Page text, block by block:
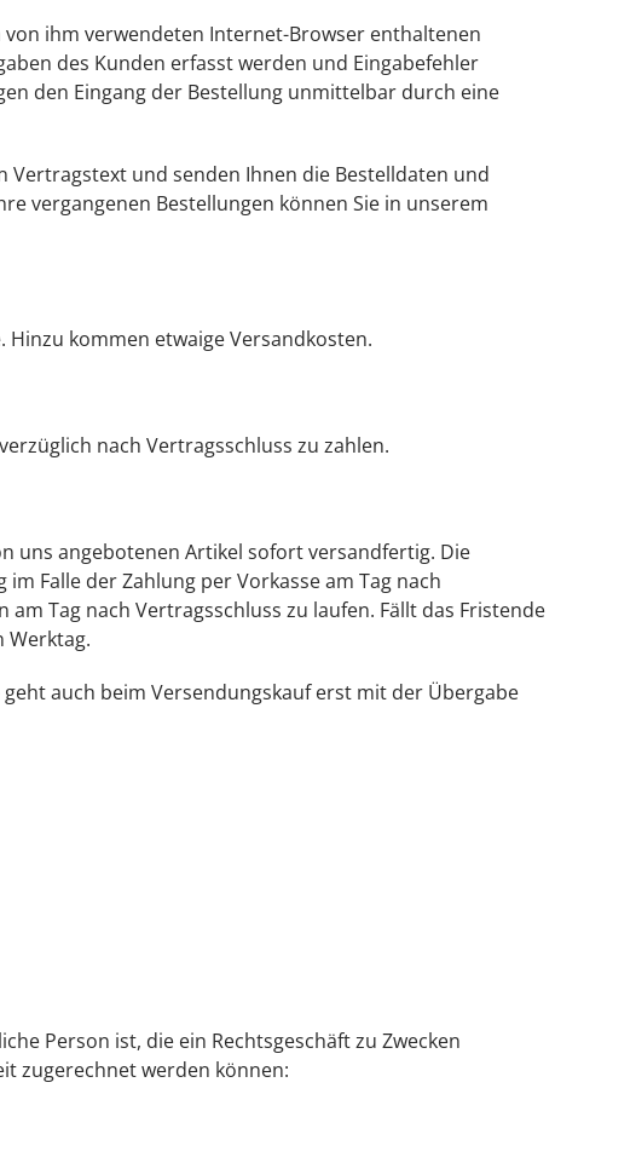
ihm verwendeten Internet-Browser enthaltenen
des Kunden erfasst werden und Eingabefehler
den Eingang der Bestellung unmittelbar durch eine
und senden Ihnen die Bestelldaten und
vergangenen Bestellungen können Sie in unserem
kommen etwaige Versandkosten.
nach Vertragsschluss zu zahlen.
uns angebotenen Artikel sofort versandfertig. Die
Falle der Zahlung per Vorkasse am Tag nach
Tag nach Vertragsschluss zu laufen. Fällt das Fristende
Werktag.
auch beim Versendungskauf erst mit der Übergabe
Person ist, die ein Rechtsgeschäft zu Zwecken
zugerechnet werden können: